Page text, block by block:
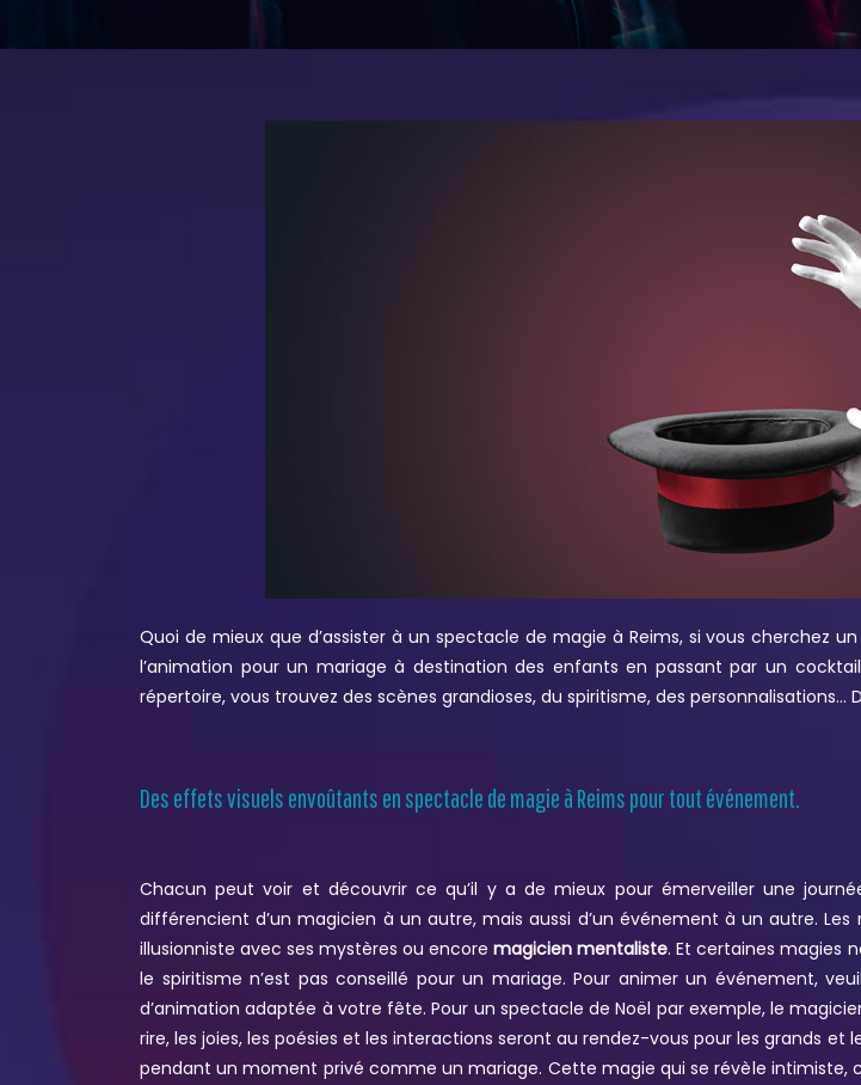
Quoi de mieux que d’assister à un spectacle de magie à Reims, si vous
l’animation pour un mariage à destination des enfants en passant par un
répertoire, vous trouvez des scènes grandioses, du spiritisme, des
Des effets visuels envoûtants en spectacle de magie à Reims pour tout événement.
Chacun peut voir et découvrir ce qu’il y a de mieux pour émerveiller une
différencient d’un magicien à un autre, mais aussi d’un événement à un autre.
illusionniste avec ses mystères ou encoremagicien mentaliste. Et certaines magies
le spiritisme n’est pas conseillé pour un mariage. Pour animer un événement,
d’animation adaptée à votre fête. Pour un spectacle de Noël par exemple, le
rire, les joies, les poésies et les interactions seront au rendez-vous pour les grands
pendant un moment privé comme un mariage. Cette magie qui se révèle intimiste,